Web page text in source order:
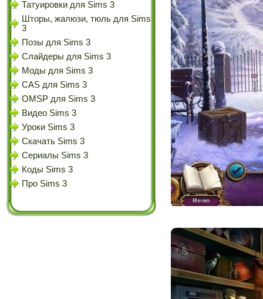
Татуировки для Sims 3
Шторы, жалюзи, тюль для Sims
3
Позы для Sims 3
Слайдеры для Sims 3
Моды для Sims 3
CAS для Sims 3
OMSP для Sims 3
Видео Sims 3
Уроки Sims 3
Скачать Sims 3
Сериалы Sims 3
Коды Sims 3
Про Sims 3